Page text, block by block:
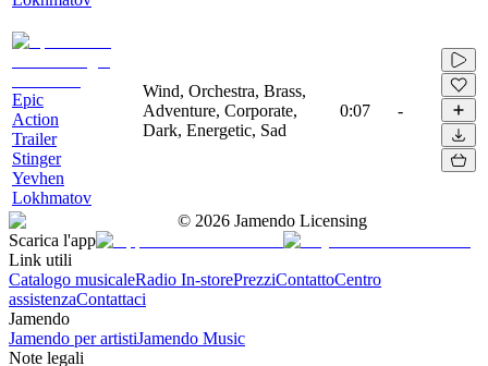
Epic
Action
Trailer
Stinger
Yevhen
Lokhmatov
Wind, Orchestra, Brass,
Adventure, Corporate,
Dark, Energetic, Sad
0:07 -
© 2026 Jamendo Licensing
Scarica l'app
Link utili
Catalogo musicaleRadio In-storePrezziContattoCentro
assistenzaContattaci
Jamendo
Jamendo per artistiJamendo Music
Note legali